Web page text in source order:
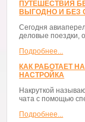
ПУТЕШЕСТВИЯ
ВЫГОДНО И БЕЗ
Сегодня
деловые поездки,
Подробнее...
КАК РАБОТАЕТ
НАСТРОЙКА
Накруткой
чата с помощью
Подробнее...